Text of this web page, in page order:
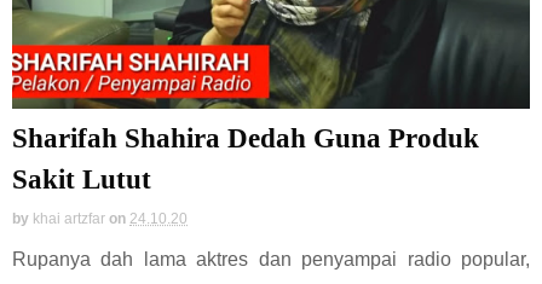
Sharifah Shahira Dedah Guna Produk
Sakit Lutut
by khai artzfar on 24.10.20
Rupanya dah lama aktres dan penyampai radio popular,